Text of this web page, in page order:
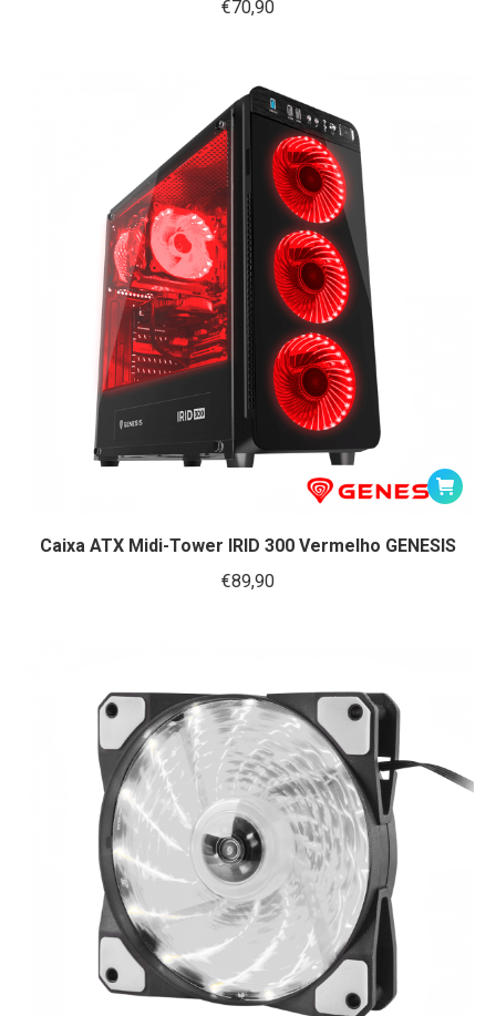
€70,90
Caixa ATX Midi-Tower IRID 300 Vermelho GENESIS
€89,90